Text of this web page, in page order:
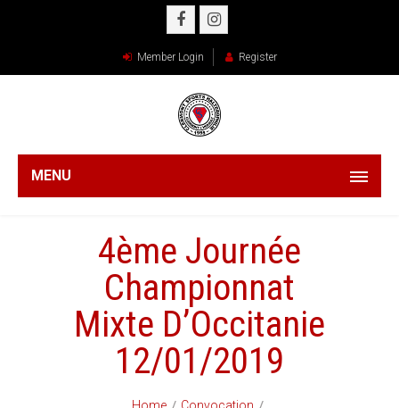
Member Login Register
MENU
4ème Journée
Championnat
Mixte D’Occitanie
12/01/2019